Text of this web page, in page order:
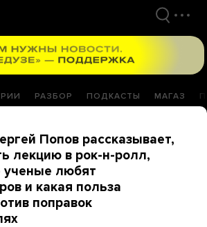
РАЗБОР ПОДКАСТЫ МАГАЗ
Попов рассказывает,
лекцию в рок-н-ролл,
ученые любят
и какая польза
поправок